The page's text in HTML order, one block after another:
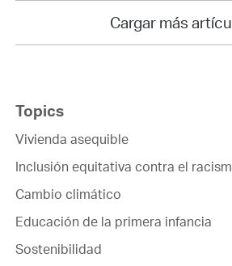
Cargar más
Topics
Vivienda asequible
Inclusión equitativa contra el
Cambio climático
Educación de la primera infancia
Sostenibilidad